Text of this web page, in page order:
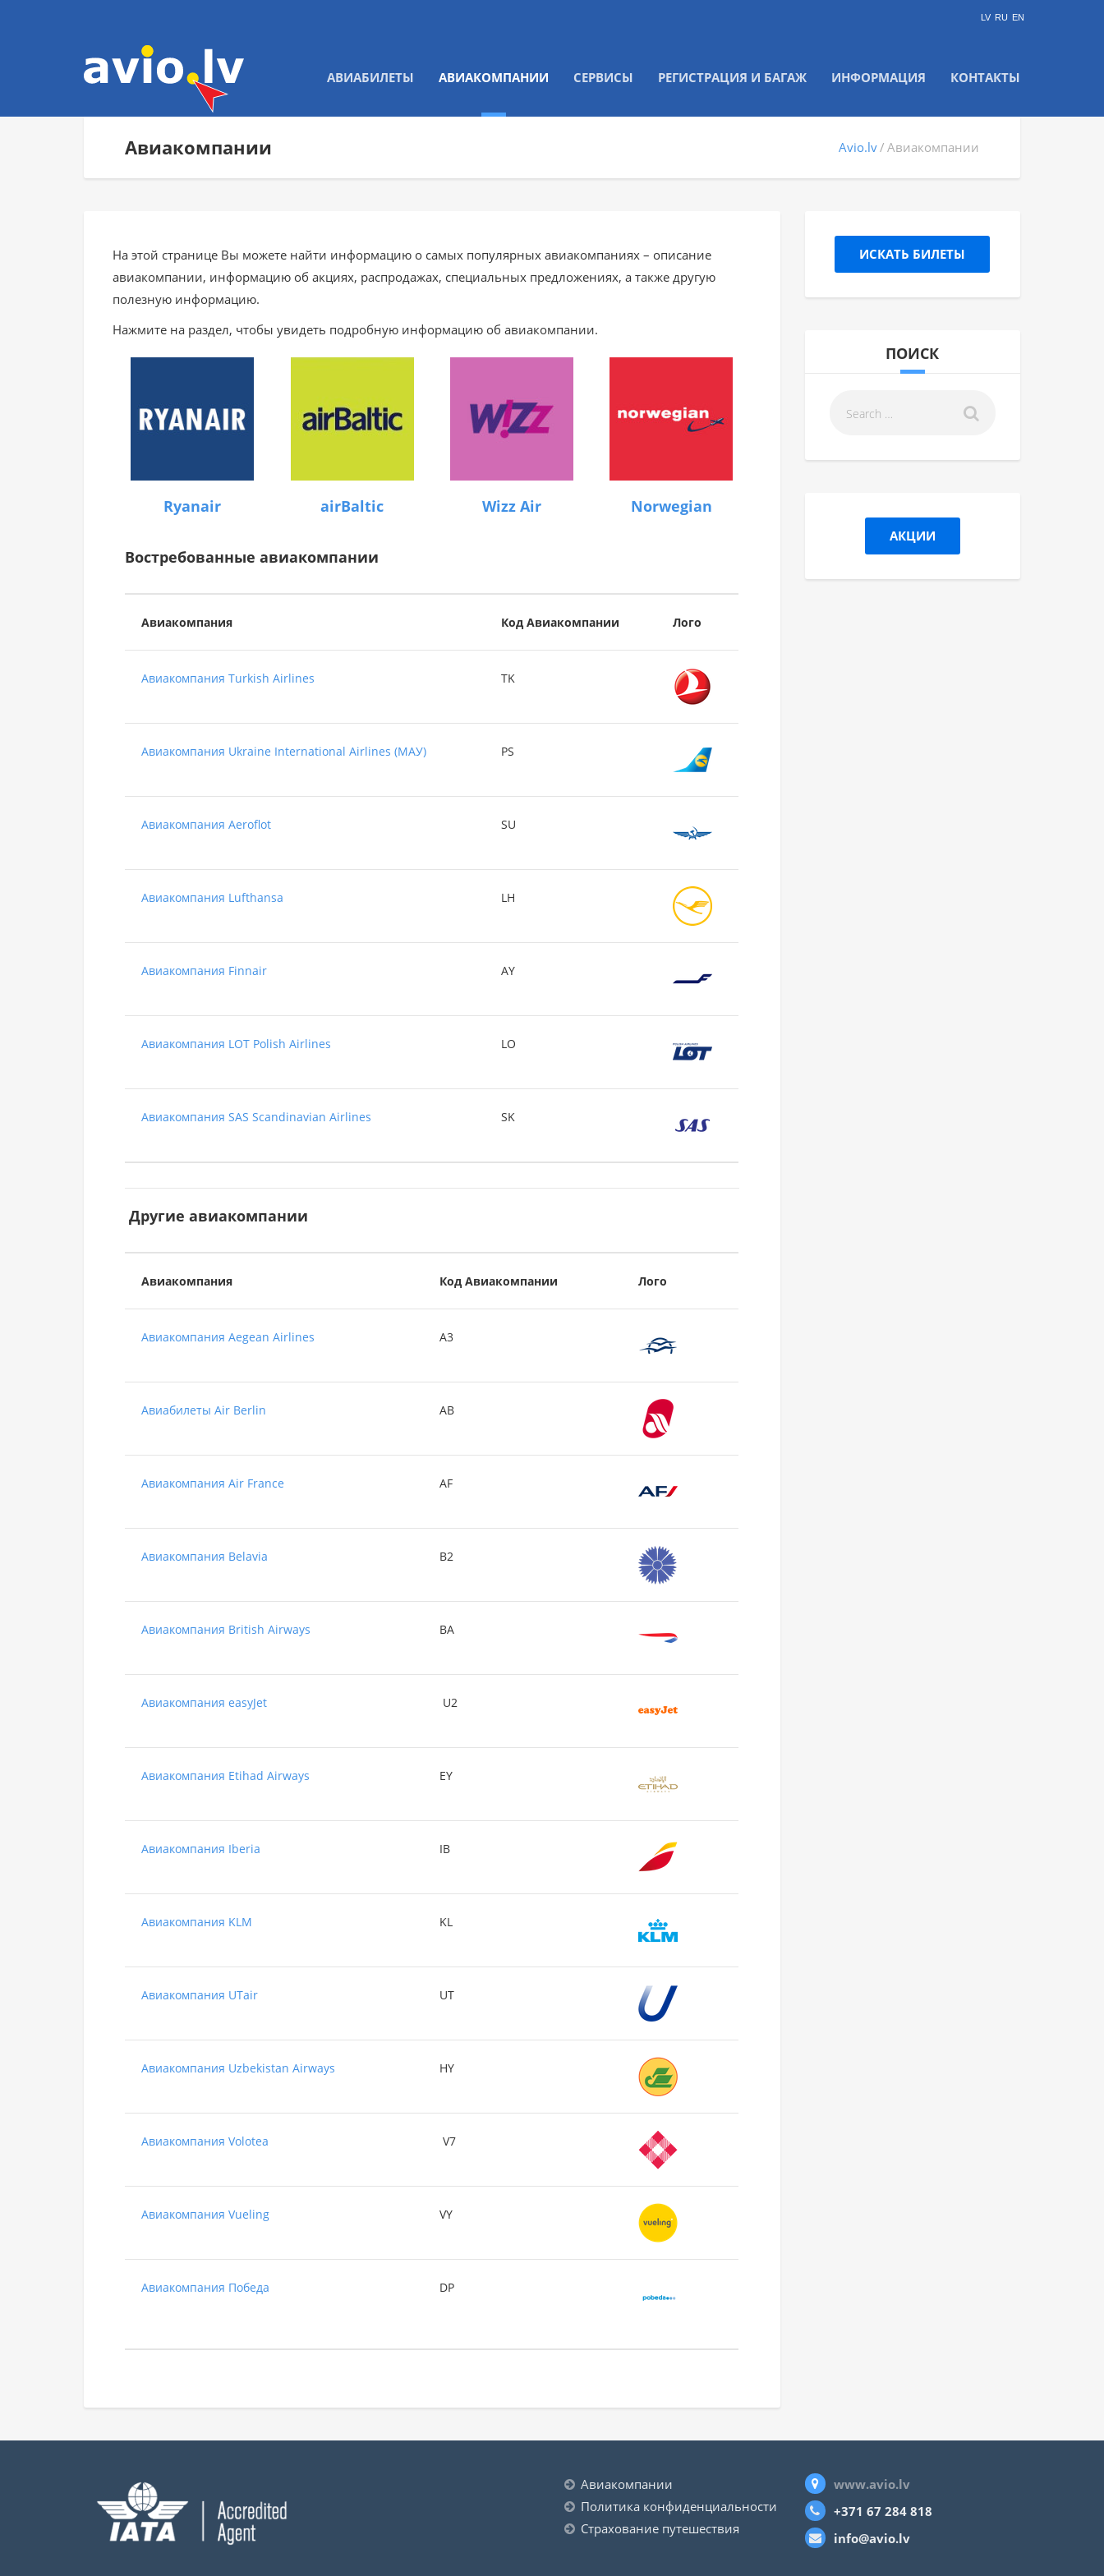
LV RU EN
АВИАБИЛЕТЫ АВИАКОМПАНИИ СЕРВИСЫ РЕГИСТРАЦИЯ И БАГАЖ ИНФОРМАЦИЯ КОНТАКТЫ
Авиакомпании Avio.lv Авиакомпании
На этой странице Вы можете найти информацию о самых популярных авиакомпаниях – описание
авиакомпании, информацию об акциях, распродажах, специальных предложениях, а также другую
полезную информацию.
Нажмите на раздел, чтобы увидеть подробную информацию об авиакомпании.
Ryanair airBaltic Wizz Air Norwegian
Востребованные авиакомпании
Авиакомпания Код Авиакомпании Лого
Авиакомпания Turkish Airlines TK
Авиакомпания Ukraine International Airlines (МАУ) PS
Авиакомпания Aeroflot SU
Авиакомпания Lufthansa LH
Авиакомпания Finnair AY
Авиакомпания LOT Polish Airlines LO
Авиакомпания SAS Scandinavian Airlines SK
Другие авиакомпании
Авиакомпания Код Авиакомпании Лого
Авиакомпания Aegean Airlines A3
Авиабилеты Air Berlin AB
Авиакомпания Air France AF
Авиакомпания Belavia B2
Авиакомпания British Airways BA
Авиакомпания easyJet U2
Авиакомпания Etihad Airways EY
Авиакомпания Iberia IB
Авиакомпания KLM KL
Авиакомпания UTair UT
Авиакомпания Uzbekistan Airways HY
Авиакомпания Volotea V7
Авиакомпания Vueling VY
Авиакомпания Победа DP
ИСКАТЬ БИЛЕТЫ
ПОИСК
АКЦИИ
Авиакомпании
Политика конфиденциальности
Страхование путешествия
www.avio.lv
+371 67 284 818
info@avio.lv